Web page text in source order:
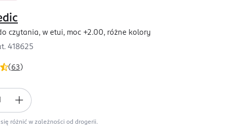
( 63 )
czytania, w etui, moc +2.00, różne kolory
418625
różnić w zależności od drogerii.